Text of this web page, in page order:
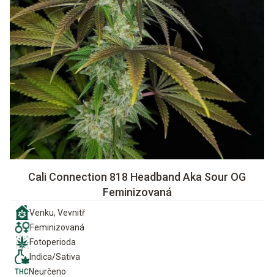
Cali Connection 818 Headband Aka Sour OG
Feminizovaná
Venku, Vevnitř
Feminizovaná
Fotoperioda
Indica/Sativa
Neurčeno